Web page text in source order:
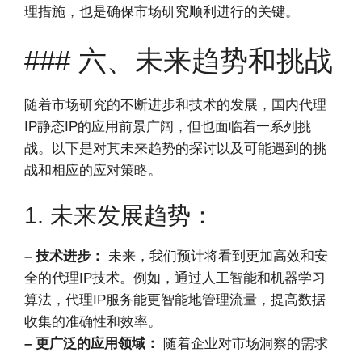
理措施，也是确保市场研究顺利进行的关键。
### 六、未来趋势和挑战
随着市场研究的不断进步和技术的发展，国内代理
IP静态IP的应用前景广阔，但也面临着一系列挑
战。以下是对其未来趋势的探讨以及可能遇到的挑
战和相应的应对策略。
1. 未来发展趋势：
– 技术进步： 未来，我们预计将看到更加高效和安
全的代理IP技术。例如，通过人工智能和机器学习
算法，代理IP服务能更智能地管理流量，提高数据
收集的准确性和效率。
– 更广泛的应用领域：
随着企业对市场洞察的需求